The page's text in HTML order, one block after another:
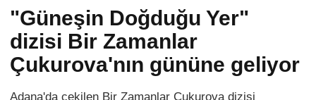
"Güneşin Doğduğu Yer"
dizisi Bir Zamanlar
Çukurova'nın gününe geliyor
Adana'da çekilen Bir Zamanlar Çukurova dizisi